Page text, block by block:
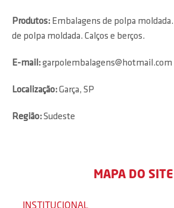
Produtos: Embalagens de polpa
de polpa moldada. Calços e berços.
E-mail:garpolembalagens@hotmail.com
Localização:Garça, SP
Região:Sudeste
MAPA DO SITE
INSTITUCIONAL